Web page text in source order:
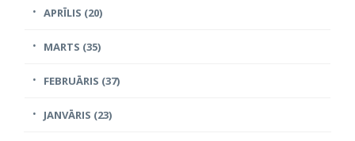
APRĪLIS (20)
MARTS (35)
FEBRUĀRIS (37)
JANVĀRIS (23)